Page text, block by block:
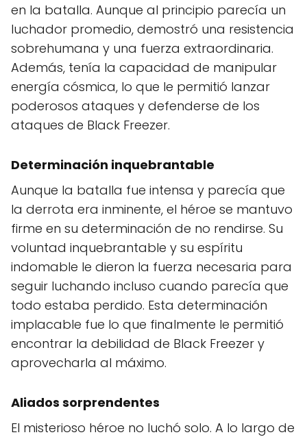
en la batalla. Aunque al principio parecía un
luchador promedio, demostró una resistencia
sobrehumana y una fuerza extraordinaria.
Además, tenía la capacidad de manipular
energía cósmica, lo que le permitió lanzar
poderosos ataques y defenderse de los
ataques de Black Freezer.
Determinación inquebrantable
Aunque la batalla fue intensa y parecía que
la derrota era inminente, el héroe se mantuvo
firme en su determinación de no rendirse. Su
voluntad inquebrantable y su espíritu
indomable le dieron la fuerza necesaria para
seguir luchando incluso cuando parecía que
todo estaba perdido. Esta determinación
implacable fue lo que finalmente le permitió
encontrar la debilidad de Black Freezer y
aprovecharla al máximo.
Aliados sorprendentes
El misterioso héroe no luchó solo. A lo largo de